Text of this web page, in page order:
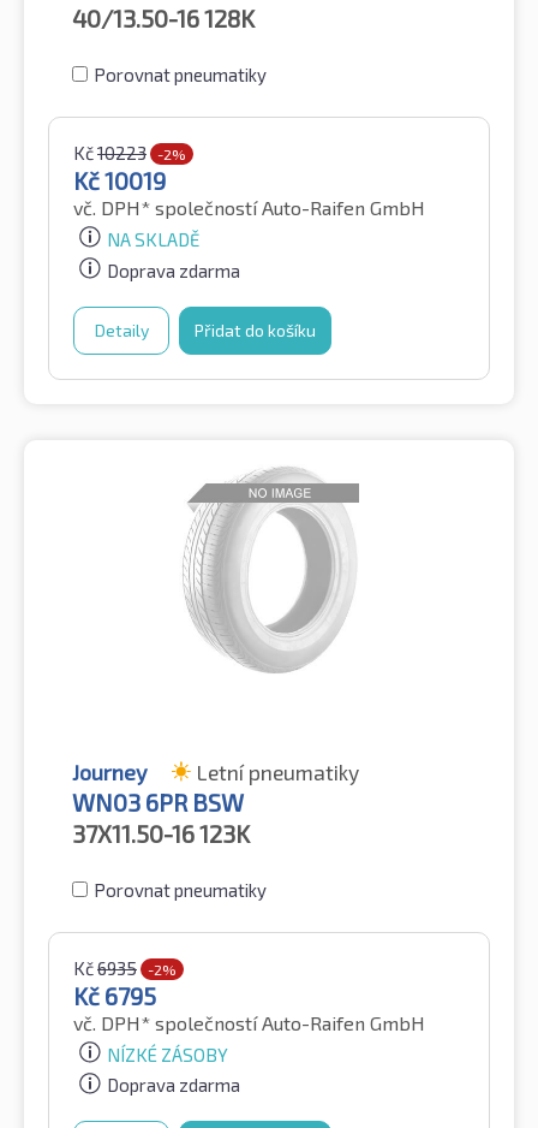
40/13.50-16128K
Porovnat pneumatiky
Kč10223 -2%
Kč10019
vč. DPH* společností Auto-Raifen GmbH
NA SKLADĚ
Doprava zdarma
Detaily Přidat do košíku
Journey Letní pneumatiky
WN03 6PR BSW
37X11.50-16123K
Porovnat pneumatiky
Kč6935 -2%
Kč 6795
vč. DPH* společností Auto-Raifen GmbH
NÍZKÉ ZÁSOBY
Doprava zdarma